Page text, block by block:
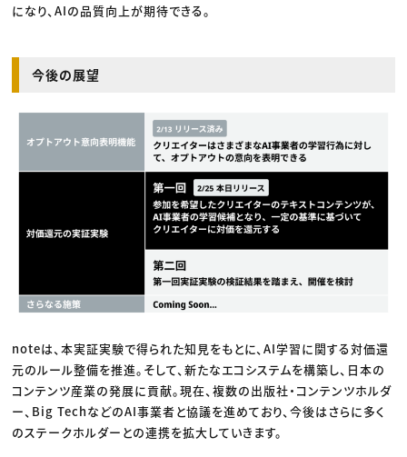
になり、AIの品質向上が期待できる。
今後の展望
noteは、本実証実験で得られた知見をもとに、AI学習に関する対価還
元のルール整備を推進。そして、新たなエコシステムを構築し、日本の
コンテンツ産業の発展に貢献。現在、複数の出版社・コンテンツホルダ
ー、Big TechなどのAI事業者と協議を進めており、今後はさらに多く
のステークホルダーとの連携を拡大していきます。